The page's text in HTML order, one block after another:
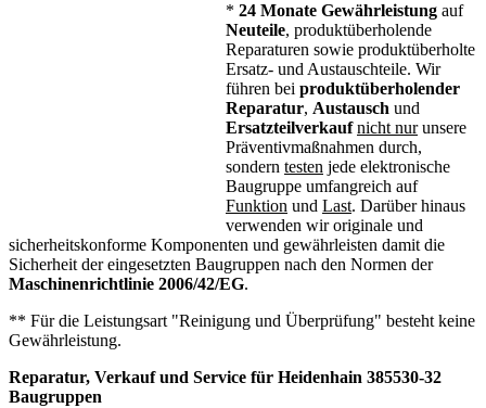
* 24 Monate Gewährleistung auf
Neuteile, produktüberholende
Reparaturen sowie produktüberholte
Ersatz- und Austauschteile. Wir
führen bei produktüberholender
Reparatur, Austausch und
Ersatzteilverkauf nicht nurunsere
Präventivmaßnahmen durch,
sondern testen jede elektronische
Baugruppe umfangreich auf
Funktion und Last. Darüber hinaus
verwenden wir originale und
sicherheitskonforme Komponenten und gewährleisten damit die
Sicherheit der eingesetzten Baugruppen nach den Normen der
Maschinenrichtlinie 2006/42/EG.
** Für die Leistungsart "Reinigung und Überprüfung" besteht keine
Gewährleistung.
Reparatur, Verkauf und Service für Heidenhain 385530-32
Baugruppen